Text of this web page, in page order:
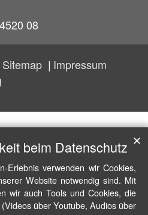
08
Sitemap
Impressum
beim Datenschutz
Erlebnis verwenden wir Cookies,
Website notwendig sind. Mit
wir auch Tools und Cookies, die
über Youtube, Audios über
✕